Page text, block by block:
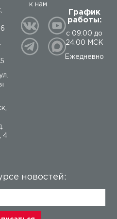
4
к нам
График
работы:
с 09:00 до
24:00 МСК
Ежедневно
новостей: